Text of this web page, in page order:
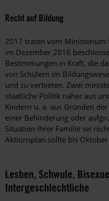
Recht auf Bildung
2017 traten vom Ministerium
im Dezember 2016
Bestimmungen in Kraft, die
von Schülern im
und zu verbieten. Zwei
staatliche Politik näher aus
Kindern u. a. aus Gründen
einer Behinderung oder
Situation ihrer Familie sei
Aktionsplan sollte bis
Lesben, Schwule,
Intergeschlechtliche